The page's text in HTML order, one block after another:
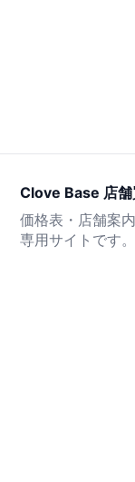
Clove Base 店舗
価格表・店舗案
専用サイトです。